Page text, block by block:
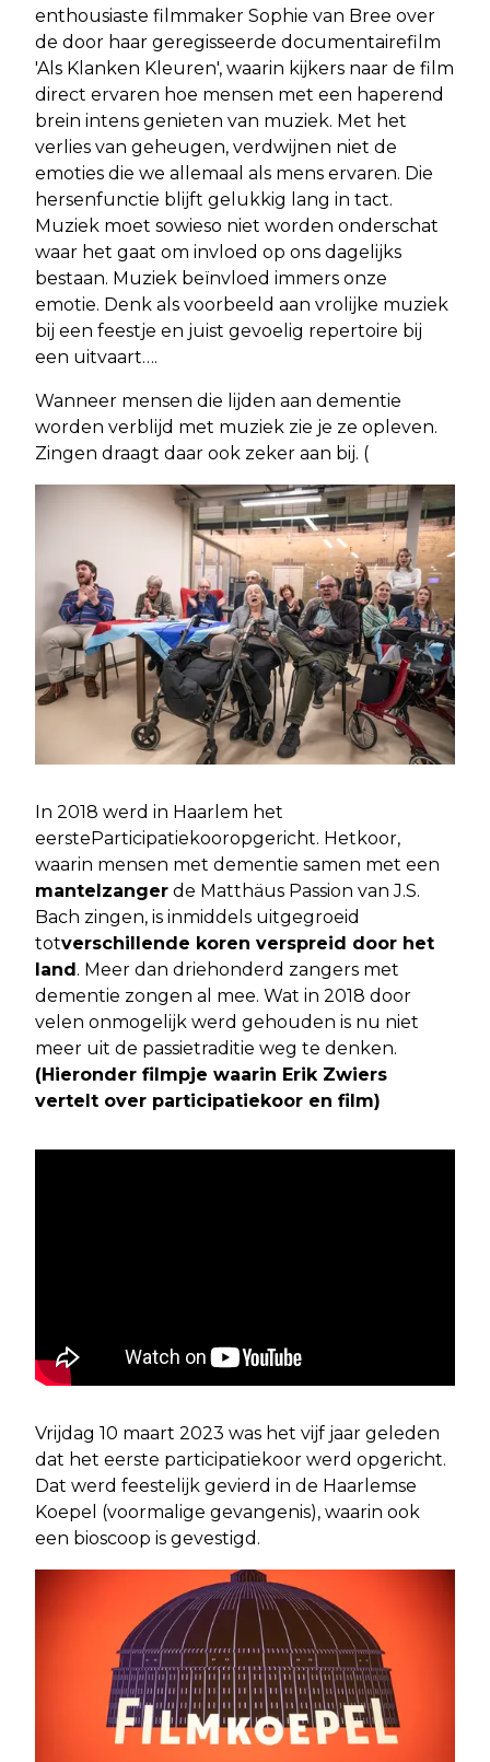
enthousiaste filmmaker Sophie van Bree over
de door haar geregisseerde documentairefilm
'Als Klanken Kleuren', waarin kijkers naar de film
direct ervaren hoe mensen met een haperend
brein intens genieten van muziek. Met het
verlies van geheugen, verdwijnen niet de
emoties die we allemaal als mens ervaren. Die
hersenfunctie blijft gelukkig lang in tact.
Muziek moet sowieso niet worden onderschat
waar het gaat om invloed op ons dagelijks
bestaan. Muziek beïnvloed immers onze
emotie. Denk als voorbeeld aan vrolijke muziek
bij een feestje en juist gevoelig repertoire bij
een uitvaart….
Wanneer mensen die lijden aan dementie
worden verblijd met muziek zie je ze opleven.
Zingen draagt daar ook zeker aan bij. (
In 2018 werd in Haarlem het
eersteParticipatiekooropgericht. Het koor,
waarin mensen met dementie samen met een
mantelzanger de Matthäus Passion van J.S.
Bach zingen, is inmiddels uitgegroeid
totverschillende koren verspreid door het
land. Meer dan driehonderd zangers met
dementie zongen al mee. Wat in 2018 door
velen onmogelijk werd gehouden is nu niet
meer uit de passietraditie weg te denken.
(Hieronder filmpje waarin Erik Zwiers
vertelt over participatiekoor en film)
Vrijdag 10 maart 2023 was het vijf jaar geleden
dat het eerste participatiekoor werd opgericht.
Dat werd feestelijk gevierd in de Haarlemse
Koepel (voormalige gevangenis), waarin ook
een bioscoop is gevestigd.